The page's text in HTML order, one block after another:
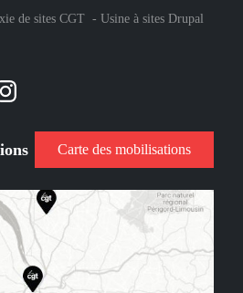
de sites CGT - Usine à sites Drupal
Carte des mobilisations